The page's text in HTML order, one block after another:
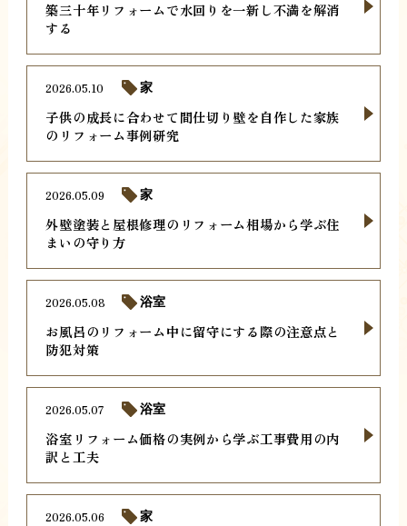
築三十年リフォームで水回りを一新し不満を解消
する
子供の成長に合わせて間仕切り壁を自作した家族
のリフォーム事例研究
2026.05.10 家
外壁塗装と屋根修理のリフォーム相場から学ぶ住
まいの守り方
2026.05.09 家
お風呂のリフォーム中に留守にする際の注意点と
防犯対策
2026.05.08 浴室
浴室リフォーム価格の実例から学ぶ工事費用の内
訳と工夫
2026.05.07 浴室
2026.05.06 家